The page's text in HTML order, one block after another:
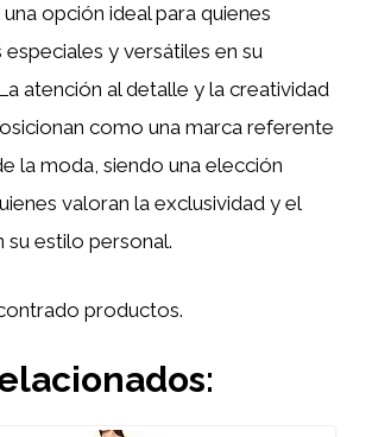
opción ideal para quienes
especiales y versátiles en su
atención al detalle y la creatividad
como una marca referente
la moda, siendo una elección
valoran la exclusividad y el
su estilo personal.
productos.